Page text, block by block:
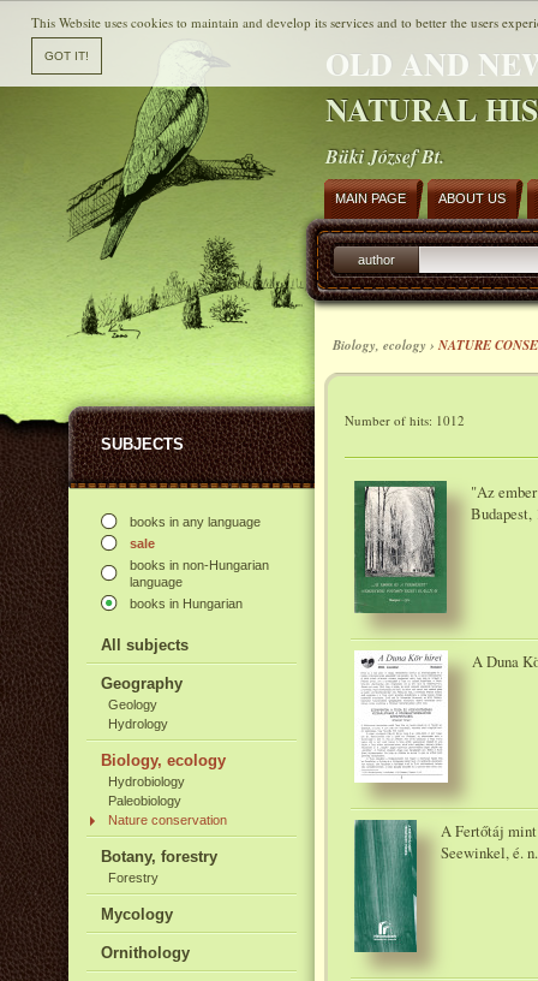
OLD AND
NATURAL
Büki József Bt.
SUBJECTS
books in any language
sale
books in non-Hungarian
language
books in Hungarian
All subjects
Geography
Geology
Hydrology
Biology, ecology
Hydrobiology
Paleobiology
Nature conservation
Botany, forestry
Forestry
Mycology
Ornithology
MAIN PAGE ABOUT US
author
Biology, ecology › NATURE
Number of hits: 1012
"Az
Budapest,
A Duna
A Fertőtáj mint
Seewinkel, é. n.
This Website uses cookies to maintain and develop its services and to better the users